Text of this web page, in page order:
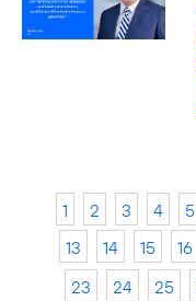
1 2 3 4 5
13
14 15 16
23
24 25